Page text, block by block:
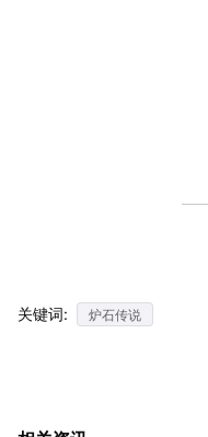
关键词: 炉石传说